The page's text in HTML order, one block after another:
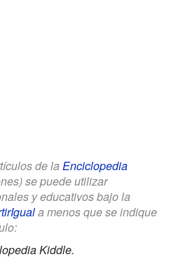
de la Enciclopedia
se puede utilizar
y educativos bajo la
a menos que se indique
Kiddle.